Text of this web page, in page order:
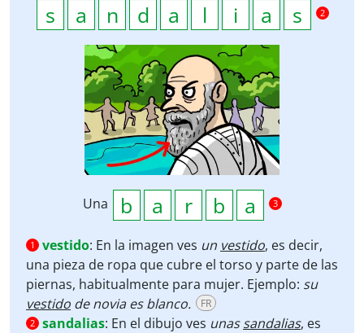
2
Una 3
1 vestido: En la imagen ves un vestido, es decir,
una pieza de ropa que cubre el torso y parte de las
piernas, habitualmente para mujer. Ejemplo: su
vestido de novia es blanco. FR
2 sandalias: En el dibujo ves unassandalias, es